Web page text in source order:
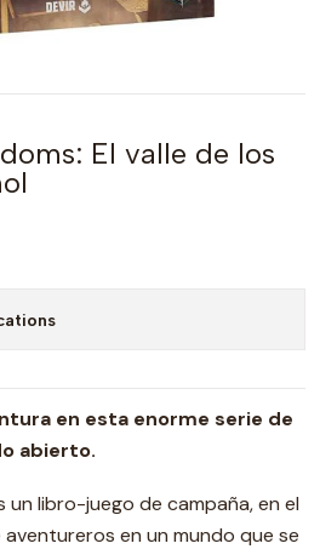
El valle de los
en esta enorme serie de
abierto.
un libro-juego de campaña, en el
en un mundo que se